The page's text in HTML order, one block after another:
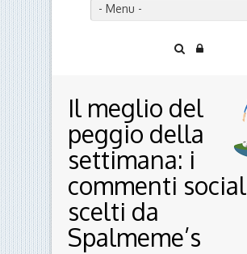
- Menu -
Il meglio del
peggio della
settimana: i
commenti social
scelti da
Spalmeme’s